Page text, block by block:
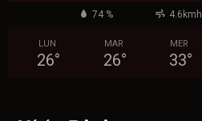
74 % 4.6kmh
LUN
26°
MAR
26°
MER
33°